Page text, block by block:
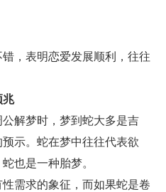
，表明恋爱发展顺利，往往
兆
解梦时，梦到蛇大多是吉
示。蛇在梦中往往代表欲
也是一种胎梦。
需求的象征，而如果蛇是卷